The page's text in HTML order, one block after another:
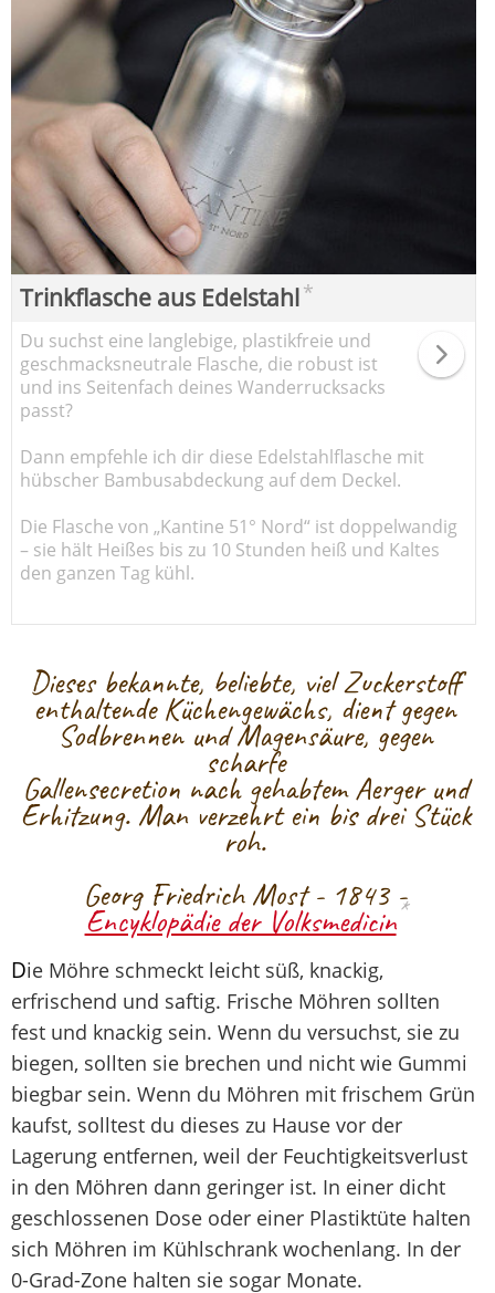
Trinkflasche aus Edelstahl*
Du suchst eine langlebige, plastikfreie und
geschmacksneutrale Flasche, die robust ist
und ins Seitenfach deines Wanderrucksacks
passt?
Dann empfehle ich dir diese Edelstahlflasche mit
hübscher Bambusabdeckung auf dem Deckel.
Die Flasche von „Kantine 51° Nord“ ist doppelwandig
– sie hält Heißes bis zu 10 Stunden heiß und Kaltes
den ganzen Tag kühl.
Dieses bekannte, beliebte, viel Zuckerstoff
enthaltende Küchengewächs, dient gegen
Sodbrennen und Magensäure, gegen
scharfe
Gallensecretion nach gehabtem Aerger und
Erhitzung. Man verzehrt ein bis drei Stück
roh.
Georg Friedrich Most - 1843 -
Encyklopädie der Volksmedicin*
Die Möhre schmeckt leicht süß, knackig,
erfrischend und saftig. Frische Möhren sollten
fest und knackig sein. Wenn du versuchst, sie zu
biegen, sollten sie brechen und nicht wie Gummi
biegbar sein. Wenn du Möhren mit frischem Grün
kaufst, solltest du dieses zu Hause vor der
Lagerung entfernen, weil der Feuchtigkeitsverlust
in den Möhren dann geringer ist. In einer dicht
geschlossenen Dose oder einer Plastiktüte halten
sich Möhren im Kühlschrank wochenlang. In der
0-Grad-Zone halten sie sogar Monate.